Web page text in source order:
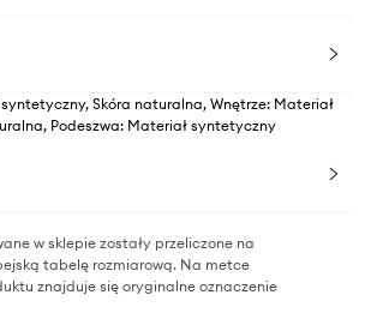
Skóra naturalna, Wnętrze: Materiał
Podeszwa: Materiał syntetyczny
w sklepie zostały przeliczone na
tabelę rozmiarową. Na metce
znajduje się oryginalne oznaczenie